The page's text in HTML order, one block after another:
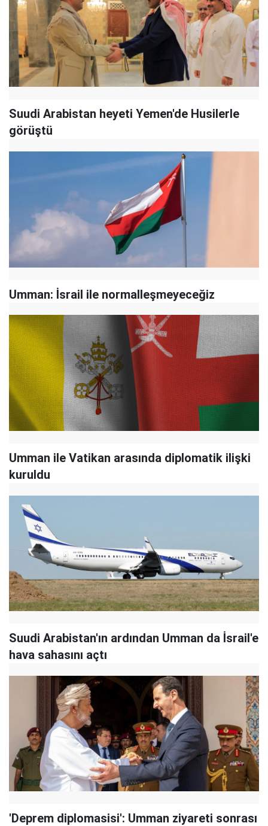
Suudi Arabistan heyeti Yemen'de Husilerle
görüştü
Umman: İsrail ile normalleşmeyeceğiz
Umman ile Vatikan arasında diplomatik ilişki
kuruldu
Suudi Arabistan'ın ardından Umman da İsrail'e
hava sahasını açtı
'Deprem diplomasisi': Umman ziyareti sonrası